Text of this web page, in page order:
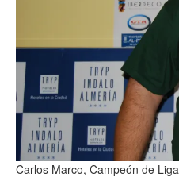
Carlos Marco, Campeón de Liga